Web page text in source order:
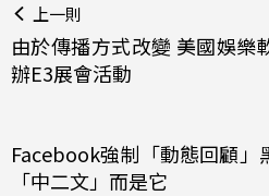
上一則
由於傳播方式改變 美國娛樂
辦E3展會活動
Facebook強制「動態回顧」
「中二文」而是它